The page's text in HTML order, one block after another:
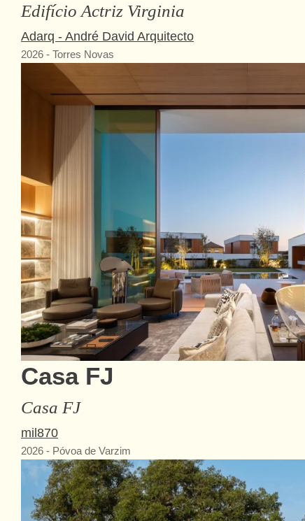
Edifício Actriz Virginia
Adarq - André David Arquitecto
2026 - Torres Novas
Casa FJ
Casa FJ
mil870
2026 - Póvoa de Varzim